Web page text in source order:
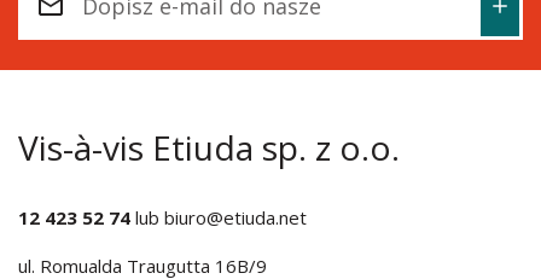
Vis-à-vis Etiuda sp. z o.o.
12 423 52 74 lub biuro@etiuda.net
ul. Romualda Traugutta 16B/9